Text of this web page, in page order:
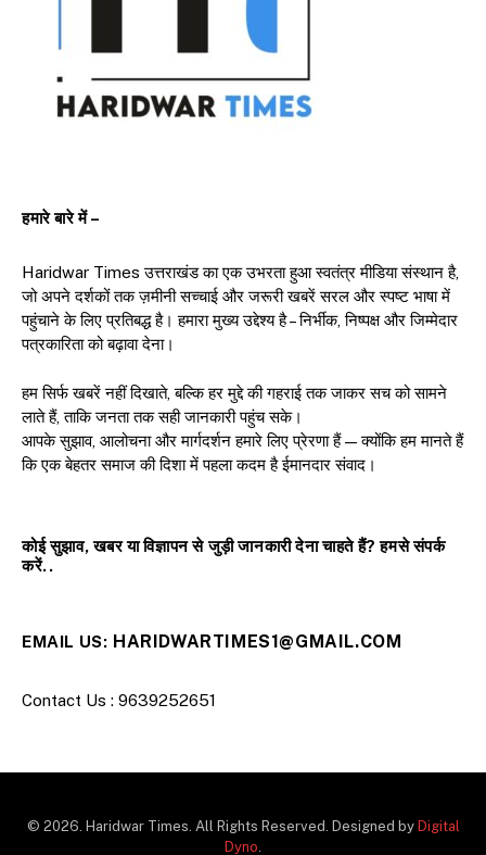
हमारे बारे में –
Haridwar Times उत्तराखंड का एक उभरता हुआ स्वतंत्र मीडिया संस्थान है,
जो अपने दर्शकों तक ज़मीनी सच्चाई और जरूरी खबरें सरल और स्पष्ट भाषा में
पहुंचाने के लिए प्रतिबद्ध है। हमारा मुख्य उद्देश्य है – निर्भीक, निष्पक्ष और जिम्मेदार
पत्रकारिता को बढ़ावा देना।
हम सिर्फ खबरें नहीं दिखाते, बल्कि हर मुद्दे की गहराई तक जाकर सच को सामने
लाते हैं, ताकि जनता तक सही जानकारी पहुंच सके।
आपके सुझाव, आलोचना और मार्गदर्शन हमारे लिए प्रेरणा हैं — क्योंकि हम मानते हैं
कि एक बेहतर समाज की दिशा में पहला कदम है ईमानदार संवाद।
कोई सुझाव, खबर या विज्ञापन से जुड़ी जानकारी देना चाहते हैं? हमसे संपर्क
करें..
EMAIL US: HARIDWARTIMES1@GMAIL.COM
Contact Us : 9639252651
© 2026. Haridwar Times. All Rights Reserved. Designed by Digital
Dyno.